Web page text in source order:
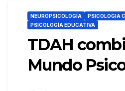
NEUROPSICOLOGÍA
PSICOLOGIA
PSICOLOGÍA EDUCATIVA
TDAH
Mundo